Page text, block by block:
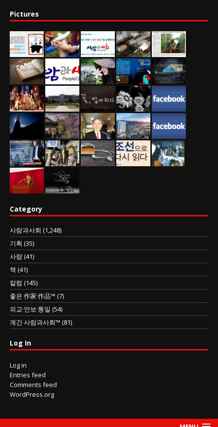
Pictures
Category
사람과사회 (1,248)
기획 (35)
사람(41)
책 (41)
칼럼 (145)
좋은 作家·作品™ (7)
외교·안보·통일 (54)
계간 사람과사회™ (81)
Log In
Log in
Entries feed
Comments feed
WordPress.org